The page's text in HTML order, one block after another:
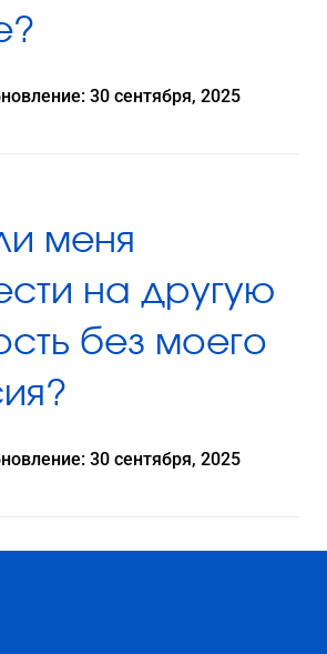
30 сентября, 2025
меня
на другую
без моего
30 сентября, 2025